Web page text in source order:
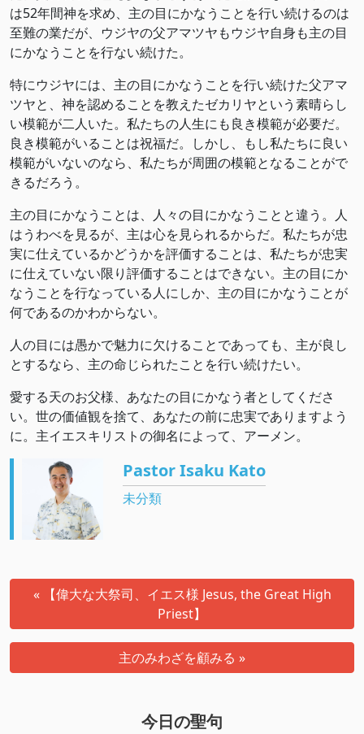
は52年間神を求め、主の目にかなうことを行い続けるのは
至難の業だが、ウジヤの父アマツヤもウジヤ自身も主の目
にかなうことを行ない続けた。
特にウジヤには、主の目にかなうことを行い続けた父アマ
ツヤと、神を認めることを教えたゼカリヤという素晴らし
い模範が二人いた。私たちの人生にも良き模範が必要だ。
良き模範がいることは祝福だ。しかし、もし私たちに良い
模範がいないのなら、私たちが周囲の模範となることがで
きるだろう。
主の目にかなうことは、人々の目にかなうことと違う。人
はうわべを見るが、主は心を見られるからだ。私たちが忠
実に仕えているかどうかを評価することは、私たちが忠実
に仕えていない限り評価することはできない。主の目にか
なうことを行なっている人にしか、主の目にかなうことが
何であるのかわからない。
人の目には愚かで魅力に欠けることであっても、主が良し
とするなら、主の命じられたことを行い続けたい。
愛する天のお父様、あなたの目にかなう者としてくださ
い。世の価値観を捨て、あなたの前に忠実でありますよう
に。主イエスキリストの御名によって、アーメン。
Pastor Isaku Kato
未分類
« 【偉大な大祭司、イエス様 Jesus, the Great High
Priest】
主のみわざを顧みる »
今日の聖句